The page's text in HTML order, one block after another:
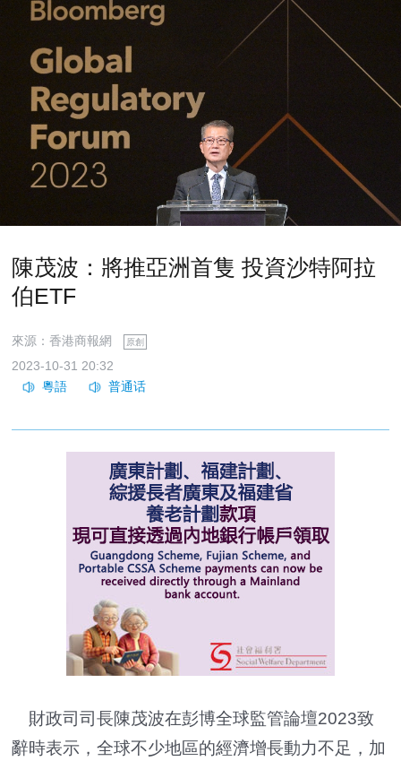
陳茂波：將推亞洲首隻 投資沙特阿拉
伯ETF
來源：香港商報網 原創
2023-10-31 20:32
財政司司長陳茂波在彭博全球監管論壇2023致
辭時表示，全球不少地區的經濟增長動力不足，加